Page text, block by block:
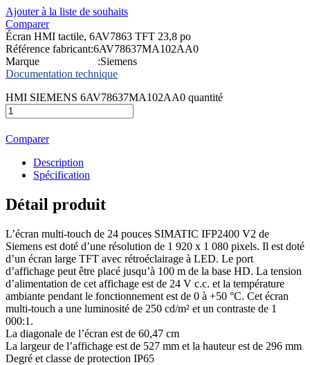
Ajouter à la liste de souhaits
Comparer
Écran HMI tactile, 6AV7863 TFT 23,8 po
Référence fabricant:6AV78637MA102AA0
Marque :Siemens
Documentation technique
HMI SIEMENS 6AV78637MA102AA0 quantité
Comparer
Description
Spécification
Détail produit
L’écran multi-touch de 24 pouces SIMATIC IFP2400 V2 de
Siemens est doté d’une résolution de 1 920 x 1 080 pixels. Il est doté
d’un écran large TFT avec rétroéclairage à LED. Le port
d’affichage peut être placé jusqu’à 100 m de la base HD. La tension
d’alimentation de cet affichage est de 24 V c.c. et la température
ambiante pendant le fonctionnement est de 0 à +50 °C. Cet écran
multi-touch a une luminosité de 250 cd/m² et un contraste de 1
000:1.
La diagonale de l’écran est de 60,47 cm
La largeur de l’affichage est de 527 mm et la hauteur est de 296 mm
Degré et classe de protection IP65